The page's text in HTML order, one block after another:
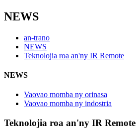
NEWS
an-trano
NEWS
Teknolojia roa an'ny IR Remote
NEWS
Vaovao momba ny orinasa
Vaovao momba ny indostria
Teknolojia roa an'ny IR Remote